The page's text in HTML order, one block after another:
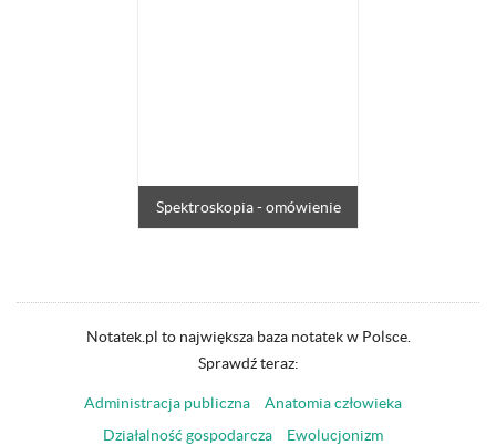
Spektroskopia - omówienie
Notatek.pl to największa baza notatek w Polsce.
Sprawdź teraz:
Administracja publiczna
Anatomia człowieka
Działalność gospodarcza
Ewolucjonizm